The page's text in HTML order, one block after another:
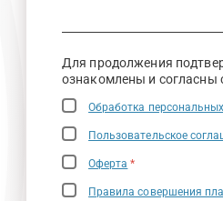
Для продолжения
ознакомлены и согласны
Обработка
Пользовательское
Оферта *
Правила совершения